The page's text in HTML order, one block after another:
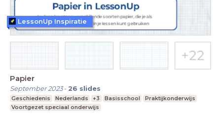
Papier
September 2023- 26 slides
Geschiedenis Nederlands +3 Basisschool
Praktijkonderwijs
Voortgezet speciaal onderwijs
LessonUp Inspiratie